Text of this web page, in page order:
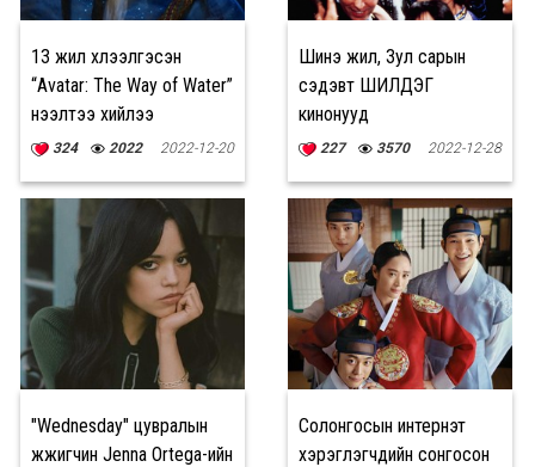
13 жил хүлээлгэсэн
“Avatar: The Way of Water”
нээлтээ хийлээ
324 2022 2022-12-20
Шинэ жил, Зул сарын
сэдэвт ШИЛДЭГ
кинонууд
227 3570 2022-12-28
"Wednesday" цувралын
жүжигчин Jenna Ortega-ийн
Солонгосын интернэт
хэрэглэгчдийн сонгосон